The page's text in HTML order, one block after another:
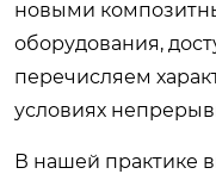
новыми
оборудования,
перечисляем
условиях
В нашей практике